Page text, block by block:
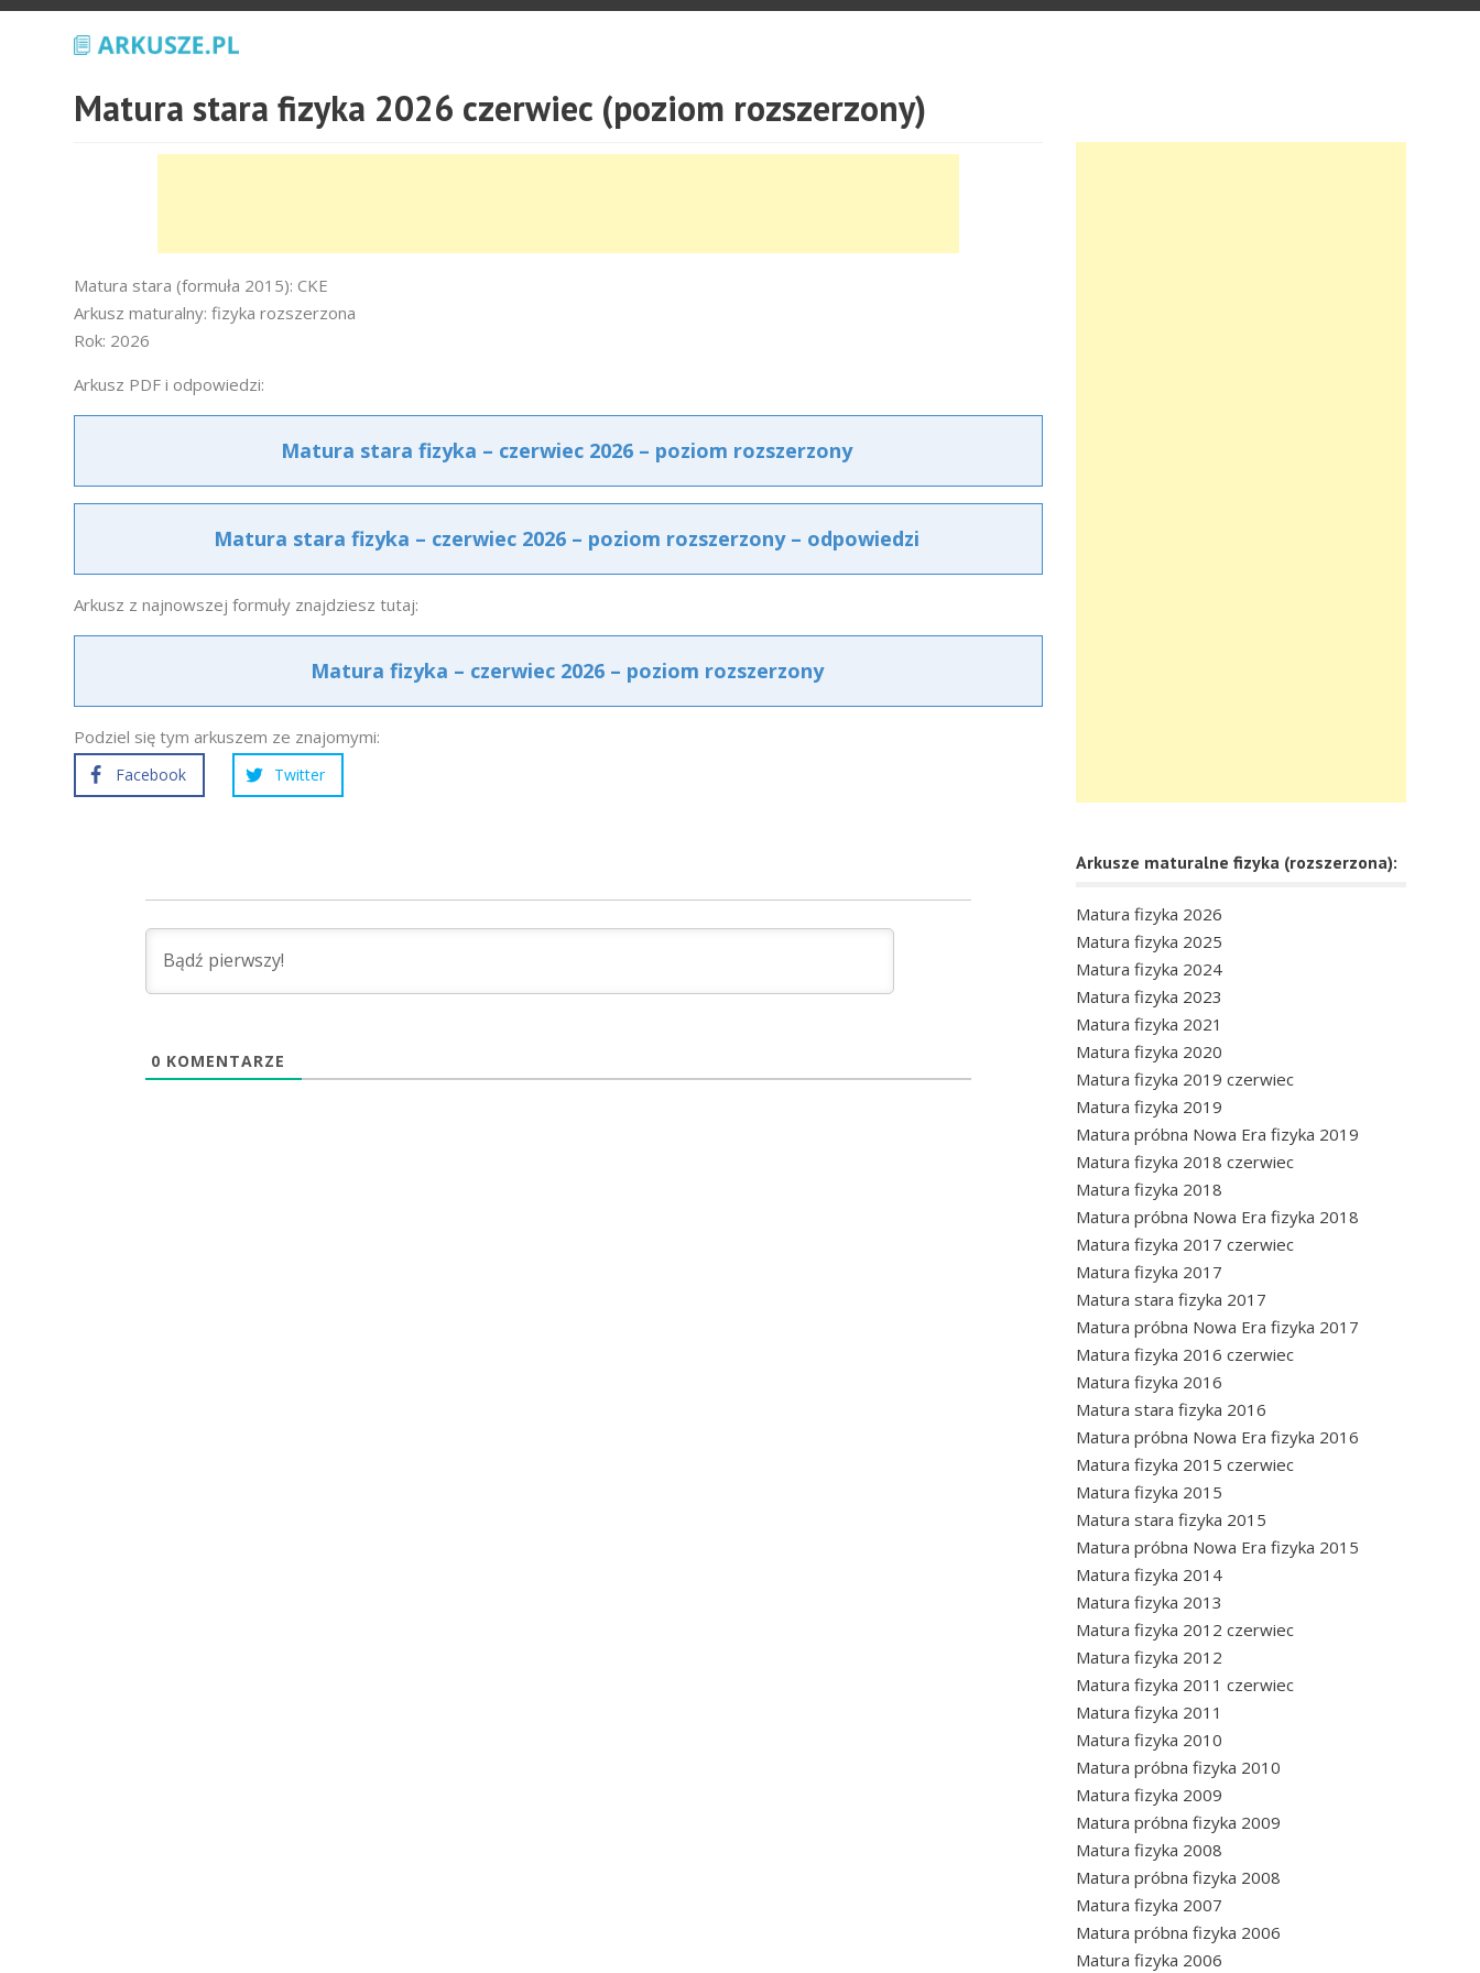
Matura stara fizyka 2026 czerwiec (poziom rozszerzony)
Matura stara (formuła 2015): CKE
Arkusz maturalny: fizyka rozszerzona
Rok: 2026
Arkusz PDF i odpowiedzi:
Matura stara fizyka – czerwiec 2026 – poziom rozszerzony
Matura stara fizyka – czerwiec 2026 – poziom rozszerzony – odpowiedzi
Arkusz z najnowszej formuły znajdziesz tutaj:
Matura fizyka – czerwiec 2026 – poziom rozszerzony
Podziel się tym arkuszem ze znajomymi:
Facebook Twitter
0 KOMENTARZE
Arkusze maturalne fizyka (rozszerzona):
Matura fizyka 2026
Matura fizyka 2025
Matura fizyka 2024
Matura fizyka 2023
Matura fizyka 2021
Matura fizyka 2020
Matura fizyka 2019 czerwiec
Matura fizyka 2019
Matura próbna Nowa Era fizyka 2019
Matura fizyka 2018 czerwiec
Matura fizyka 2018
Matura próbna Nowa Era fizyka 2018
Matura fizyka 2017 czerwiec
Matura fizyka 2017
Matura stara fizyka 2017
Matura próbna Nowa Era fizyka 2017
Matura fizyka 2016 czerwiec
Matura fizyka 2016
Matura stara fizyka 2016
Matura próbna Nowa Era fizyka 2016
Matura fizyka 2015 czerwiec
Matura fizyka 2015
Matura stara fizyka 2015
Matura próbna Nowa Era fizyka 2015
Matura fizyka 2014
Matura fizyka 2013
Matura fizyka 2012 czerwiec
Matura fizyka 2012
Matura fizyka 2011 czerwiec
Matura fizyka 2011
Matura fizyka 2010
Matura próbna fizyka 2010
Matura fizyka 2009
Matura próbna fizyka 2009
Matura fizyka 2008
Matura próbna fizyka 2008
Matura fizyka 2007
Matura próbna fizyka 2006
Matura fizyka 2006